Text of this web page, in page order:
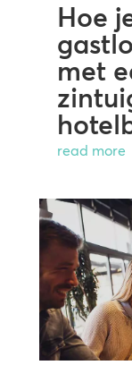
Hoe
met
read more